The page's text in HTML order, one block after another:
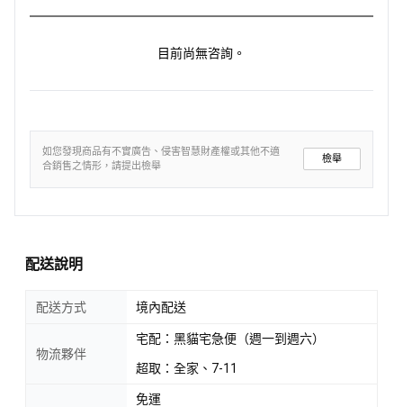
目前尚無咨詢。
如您發現商品有不實廣告、侵害智慧財產權或其他不適
合銷售之情形，請提出檢舉
檢舉
配送說明
配送方式 境內配送
物流夥伴
宅配：黑貓宅急便（週一到週六）
超取：全家、7-11
免運